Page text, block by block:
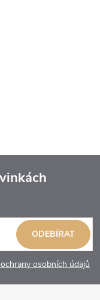
osobních údajů
ODEBÍRAT